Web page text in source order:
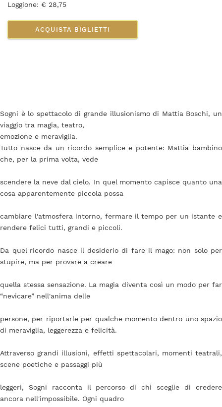
Loggione: € 28,75
ACQUISTA BIGLIETTI
Sogni è lo spettacolo di grande illusionismo di Mattia Boschi, un
viaggio tra magia, teatro,
emozione e meraviglia.
Tutto nasce da un ricordo semplice e potente: Mattia bambino
che, per la prima volta, vede
scendere la neve dal cielo. In quel momento capisce quanto una
cosa apparentemente piccola possa
cambiare l'atmosfera intorno, fermare il tempo per un istante e
rendere felici tutti, grandi e piccoli.
Da quel ricordo nasce il desiderio di fare il mago: non solo per
stupire, ma per provare a creare
quella stessa sensazione. La magia diventa così un modo per far
“nevicare” nell'anima delle
persone, per riportarle per qualche momento dentro uno spazio
di meraviglia, leggerezza e felicità.
Attraverso grandi illusioni, effetti spettacolari, momenti teatrali,
scene poetiche e passaggi più
leggeri, Sogni racconta il percorso di chi sceglie di credere
ancora nell'impossibile. Ogni quadro